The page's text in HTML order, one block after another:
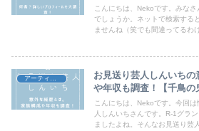
こんにちは、Nekoです。みな
でしょうか。ネットで検索する
ませんね（笑でも間違ってるわ
アーティスト
お見送り芸人しんいち
や年収も調査！【千鳥の
こんにちは、Nekoです。今回
人しんいちさんです。R-1グラ
ましたよね。そんなお見送り芸